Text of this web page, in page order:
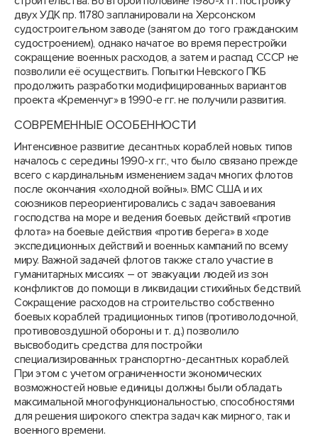
двух УДК пр. 11780 запланировали на Херсонском
судостроительном заводе (занятом до того гражданским
судостроением), однако начатое во время перестройки
сокращение военных расходов, а затем и распад СССР не
позволили её осуществить. Попытки Невского ПКБ
продолжить разработки модифицированных вариантов
проекта «Кременчуг» в 1990-е гг. не получили развития.
СОВРЕМЕННЫЕ ОСОБЕННОСТИ
Интенсивное развитие десантных кораблей новых типов
началось с середины 1990-х гг., что было связано прежде
всего с кардинальным изменением задач многих флотов
после окончания «холодной войны». ВМС США и их
союзников переориентировались с задач завоевания
господства на море и ведения боевых действий «против
флота» на боевые действия «против берега» в ходе
экспедиционных действий и военных кампаний по всему
миру. Важной задачей флотов также стало участие в
гуманитарных миссиях – от эвакуации людей из зон
конфликтов до помощи в ликвидации стихийных бедствий.
Сокращение расходов на строительство собственно
боевых кораблей традиционных типов (противолодочной,
противовоздушной обороны и т. д.) позволило
высвободить средства для постройки
специализированных транспортно-десантных кораблей.
При этом с учетом ограниченности экономических
возможностей новые единицы должны были обладать
максимальной многофункциональностью, способностями
для решения широкого спектра задач как мирного, так и
военного времени.